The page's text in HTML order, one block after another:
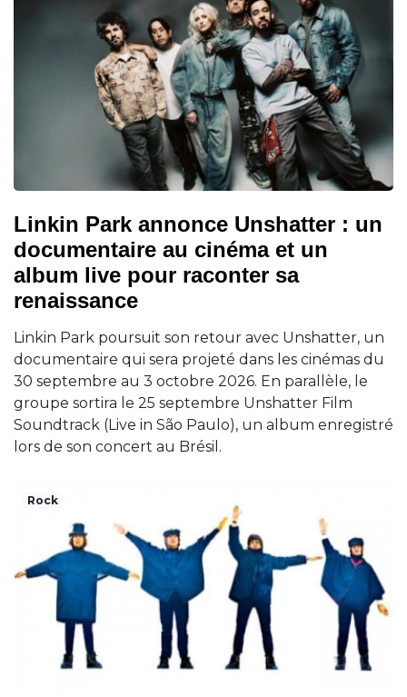
Linkin Park annonce Unshatter : un
documentaire au cinéma et un
album live pour raconter sa
renaissance
Linkin Park poursuit son retour avec Unshatter, un
documentaire qui sera projeté dans les cinémas du
30 septembre au 3 octobre 2026. En parallèle, le
groupe sortira le 25 septembre Unshatter Film
Soundtrack (Live in São Paulo), un album enregistré
lors de son concert au Brésil.
Rock